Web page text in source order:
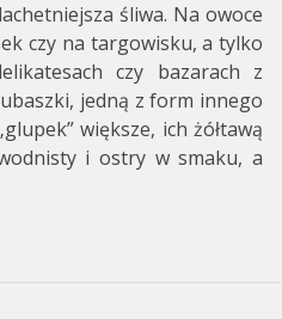
śliwa. Na owoce
czy na targowisku, a tylko
czy bazarach z
jedną z form innego
większe, ich żółtawą
i ostry w smaku, a